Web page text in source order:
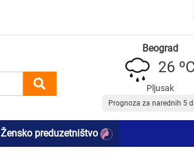
Beograd
26 ºC
Pljusak
Prognoza za narednih 5
Žensko preduzetništvo